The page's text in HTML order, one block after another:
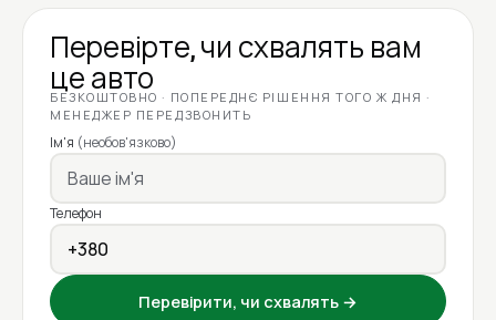
Перевірте, чи схвалять вам
це авто
БЕЗКОШТОВНО · ПОПЕРЕДНЄ РІШЕННЯ ТОГО Ж ДНЯ ·
МЕНЕДЖЕР ПЕРЕДЗВОНИТЬ
Ім'я (необов'язково)
Телефон
Перевірити, чи схвалять →